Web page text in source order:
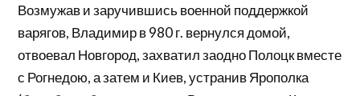
Возмужав и заручившись военной поддержкой
варягов, Владимир в 980 г. вернулся домой,
отвоевал Новгород, захватил заодно Полоцк вместе
с Рогнедою, а затем и Киев, устранив Ярополка